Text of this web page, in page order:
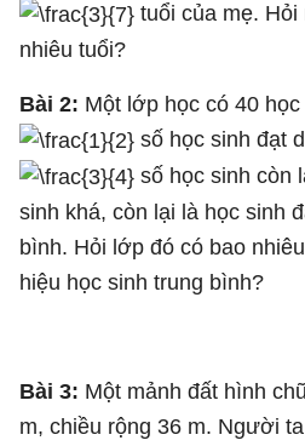
tuổi của mẹ.
nhiêu tuổi?
Bài 2: Một lớp học có 40
số học sinh đạt
số học sinh còn
sinh khá, còn lại là học sinh
bình. Hỏi lớp đó có bao
hiệu học sinh trung bình?
Bài 3: Một mảnh đất hình
m, chiều rộng 36 m. Người